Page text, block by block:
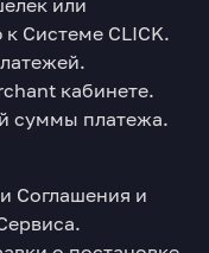
или
Системе CLICK.
кабинете.
суммы платежа.
Соглашения и